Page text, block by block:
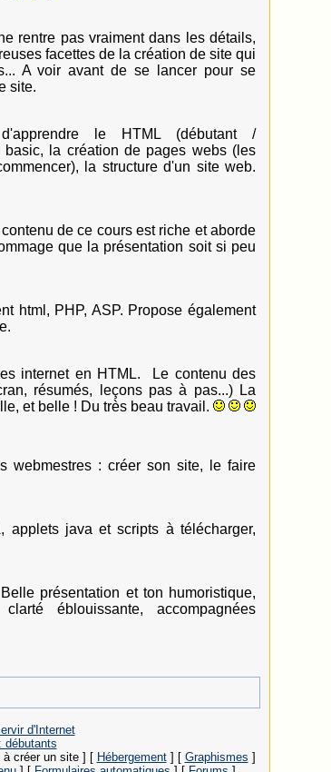
rentre pas vraiment dans les détails,
facettes de la création de site qui
A voir avant de se lancer pour se
site.
le HTML (débutant /
la création de pages webs (les
la structure d'un site web.
de ce cours est riche et aborde
que la présentation soit si peu
html, PHP, ASP. Propose également
internet en HTML. Le contenu des
résumés, leçons pas à pas...) La
et belle ! Du très beau travail.
webmestres : créer son site, le faire
applets java et scripts à télécharger,
présentation et ton humoristique,
éblouissante, accompagnées
d'Internet
débutants
à créer un site ] [ Hébergement] [ Graphismes ]